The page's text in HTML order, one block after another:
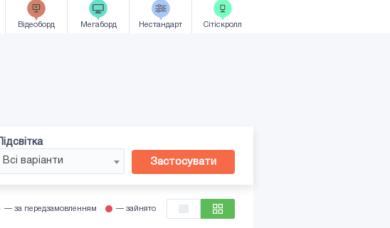
Відеоборд Мегаборд Нестандарт Сiтicкролл
Підсвітка
Всі варіанти
Застосувати
— за передзамовленням — зайнято